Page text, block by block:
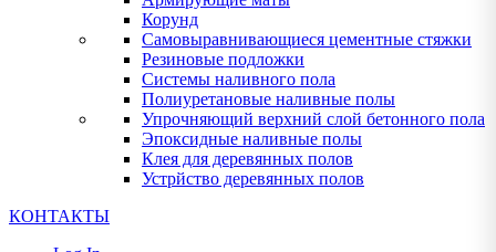
Корунд
Самовыравнивающиеся цементные стяжки
Резиновые подложки
Системы наливного пола
Полиуретановые наливные полы
Упрочняющий верхний слой бетонного пола
Эпоксидные наливные полы
Клея для деревянных полов
Устрйство деревянных полов
КОНТАКТЫ